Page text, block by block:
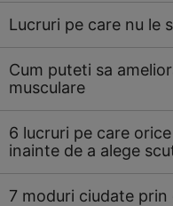
Lucruri pe care nu le
Cum puteti sa
musculare
6 lucruri pe care
inainte de a alege
7 moduri ciudate